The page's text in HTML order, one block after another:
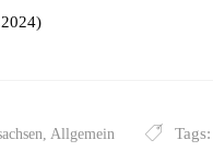
, Allgemein Tags: